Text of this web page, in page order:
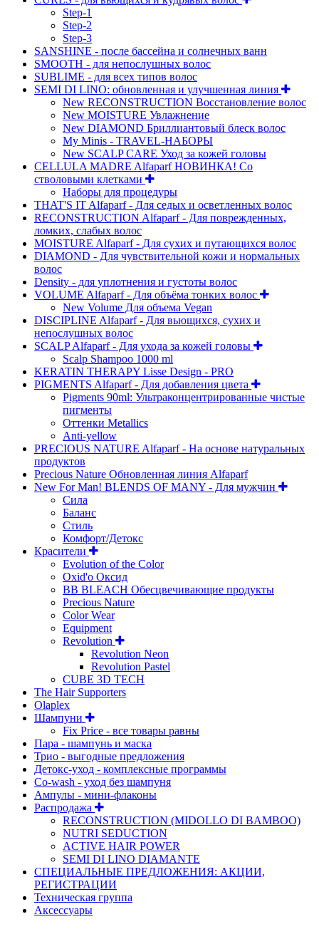
Step-1
Step-2
Step-3
SANSHINE - после бассейна и солнечных ванн
SMOOTH - для непослушных волос
SUBLIME - для всех типов волос
SEMI DI LINO: обновленная и улучшенная линия
New RECONSTRUCTION Восстановление волос
New MOISTURE Увлажнение
New DIAMOND Бриллиантовый блеск волос
My Minis - TRAVEL-НАБОРЫ
New SCALP CARE Уход за кожей головы
CELLULA MADRE Alfaparf НОВИНКА! Со
стволовыми клетками
Наборы для процедуры
THAT'S IT Alfaparf - Для седых и осветленных волос
RECONSTRUCTION Alfaparf - Для поврежденных,
ломких, слабых волос
MOISTURE Alfaparf - Для сухих и путающихся волос
DIAMOND - Для чувствительной кожи и нормальных
волос
Density - для уплотнения и густоты волос
VOLUME Alfaparf - Для объёма тонких волос
New Volume Для объема Vegan
DISCIPLINE Alfaparf - Для вьющихся, сухих и
непослушных волос
SCALP Alfaparf - Для ухода за кожей головы
Scalp Shampoo 1000 ml
KERATIN THERAPY Lisse Design - PRO
PIGMENTS Alfaparf - Для добавления цвета
Pigments 90ml: Ультраконцентрированные чистые
пигменты
Оттенки Metallics
Anti-yellow
PRECIOUS NATURE Alfaparf - На основе натуральных
продуктов
Precious Nature Обновленная линия Alfaparf
New For Man! BLENDS OF MANY - Для мужчин
Сила
Баланс
Стиль
Комфорт/Детокс
Красители
Evolution of the Color
Oxid'o Оксид
BB BLEACH Обесцвечивающие продукты
Precious Nature
Color Wear
Equipment
Revolution
Revolution Neon
Revolution Pastel
CUBE 3D TECH
The Hair Supporters
Olaplex
Шампуни
Fix Price - все товары равны
Пара - шампунь и маска
Трио - выгодные предложения
Детокс-уход - комплексные программы
Co-wash - уход без шампуня
Ампулы - мини-флаконы
Распродажа
RECONSTRUCTION (MIDOLLO DI BAMBOO)
NUTRI SEDUCTION
ACTIVE HAIR POWER
SEMI DI LINO DIAMANTE
СПЕЦИАЛЬНЫЕ ПРЕДЛОЖЕНИЯ: АКЦИИ,
РЕГИСТРАЦИИ
Техническая группа
Аксессуары